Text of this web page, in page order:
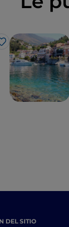
Me gusta
DEL SITIO